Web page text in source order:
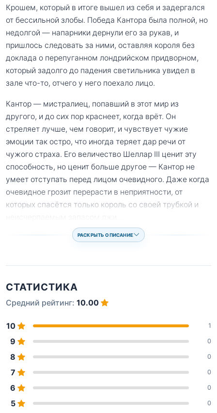
Крошем, который в итоге вышел из себя и задергался
от бессильной злобы. Победа Кантора была полной, но
недолгой — напарники дернули его за рукав, и
пришлось следовать за ними, оставляя короля без
доклада о перепуганном лондрийском придворном,
который задолго до падения светильника увидел в
зале что-то, отчего у него поехало лицо.
Кантор — мистралиец, попавший в этот мир из
другого, и до сих пор краснеет, когда врёт. Он
стреляет лучше, чем говорит, и чувствует чужие
эмоции так остро, что иногда теряет дар речи от
чужого страха. Его величество Шеллар III ценит эту
способность, но ценит больше другое — Кантор не
умеет отступать перед лицом очевидного. Даже когда
очевидное грозит перерасти в неприятности, от
которых спасётся только король со своей трубкой и
РАСКРЫТЬ ОПИСАНИЕ
СТАТИСТИКА
Средний рейтинг: 10.00
10 1
9 0
8 0
7 0
6 0
5 0